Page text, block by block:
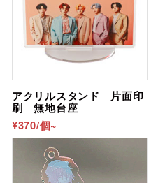
アクリルスタンド 片面印
刷 無地台座
¥370/個~